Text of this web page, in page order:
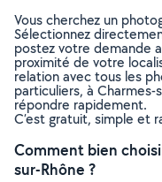
Vous cherchez un
Sélectionnez
postez votre demande
proximité de votre
relation avec tous les
particuliers, à Charmes-
répondre rapidement.
C’est gratuit, simple et
Comment bien
sur-Rhône ?